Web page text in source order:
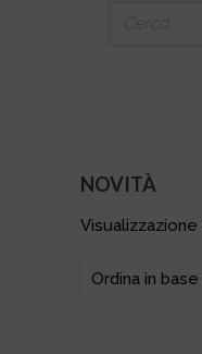
NOVITÀ
Visualizzazione